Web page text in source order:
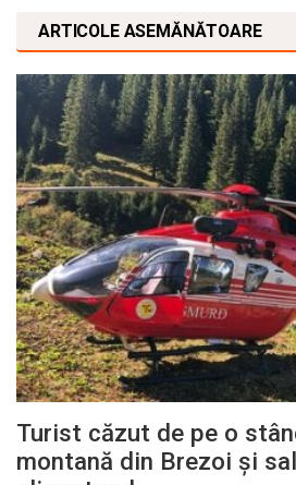
ARTICOLE ASEMĂNĂTOARE
Turist căzut de pe o
montană din Brezoi și